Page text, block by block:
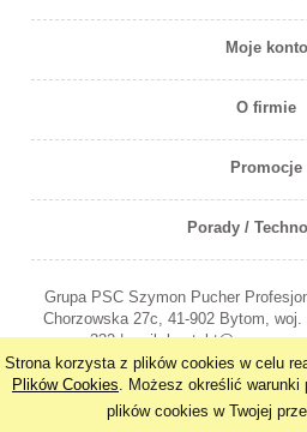
Strona korzysta z plików cookies w celu
Plików Cookies. Możesz określić warunki
plików cookies w Twojej
Moje konto
O firmie
Promocje
Porady /
Grupa PSC Szymon Pucher
Chorzowska 27c, 41-902 Bytom,
332 | mail:
pokaż pełną
Sklep internetowy